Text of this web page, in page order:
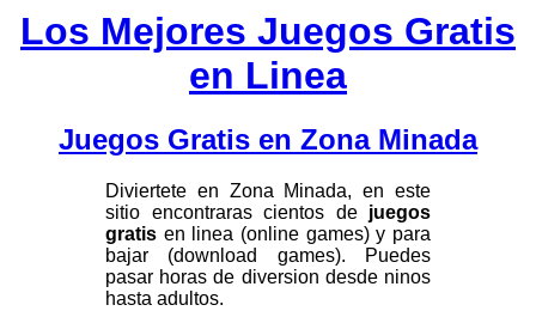
Los Mejores Juegos Gratis
en Linea
Juegos Gratis en Zona Minada
Diviertete en Zona Minada, en este
sitio encontraras cientos de juegos
gratis en linea (online games) y para
bajar (download games). Puedes
pasar horas de diversion desde ninos
hasta adultos.